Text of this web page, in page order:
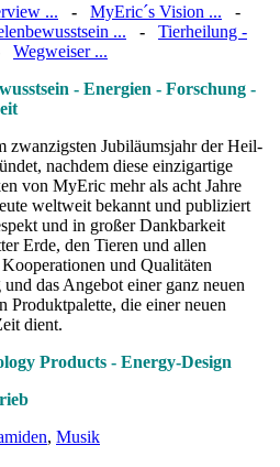
... - MyEric´s Vision ... -
... -
Tierheilung -
Wegweiser ...
- Energien - Forschung -
Jubiläumsjahr der Heil-
nachdem diese einzigartige
von MyEric mehr als acht Jahre
weltweit bekannt und publiziert
und in großer Dankbarkeit
Erde, den Tieren und allen
und Qualitäten
das Angebot einer ganz neuen
Produktpalette, die einer neuen
dient.
Products - Energy-Design
, Musik